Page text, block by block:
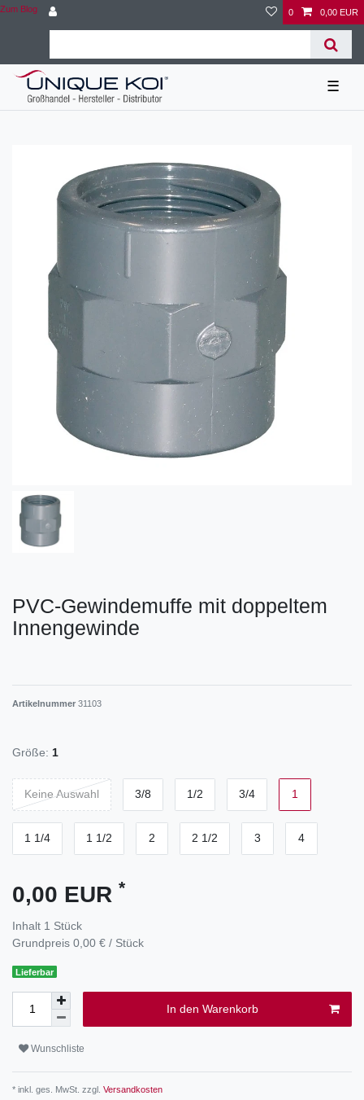
Zum Blog 0 0,00 EUR
☰
PVC-Gewindemuffe mit doppeltem
Innengewinde
Artikelnummer 31103
Größe: 1
Keine Auswahl 3/8 1/2 3/4 1
1 1/4 1 1/2 2 2 1/2 3 4
0,00 EUR *
Inhalt 1 Stück
Grundpreis 0,00 € / Stück
Lieferbar
In den Warenkorb
Wunschliste
* inkl. ges. MwSt. zzgl. Versandkosten